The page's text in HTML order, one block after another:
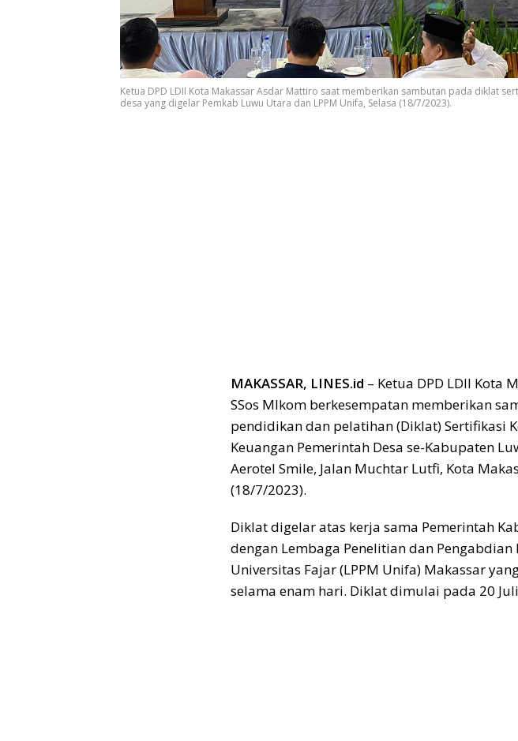
Ketua DPD LDII Kota Makassar Asdar Mattiro saat memberikan sambutan pada diklat
desa yang digelar Pemkab Luwu Utara dan LPPM Unifa, Selasa (18/7/2023).
MAKASSAR, LINES.id – Ketua DPD LDII Kota
SSos MIkom berkesempatan memberikan
pendidikan dan pelatihan (Diklat) Sertifikasi
Keuangan Pemerintah Desa se-Kabupaten
Aerotel Smile, Jalan Muchtar Lutfi, Kota
(18/7/2023).
Diklat digelar atas kerja sama Pemerintah
dengan Lembaga Penelitian dan
Universitas Fajar (LPPM Unifa) Makassar
selama enam hari. Diklat dimulai pada 20